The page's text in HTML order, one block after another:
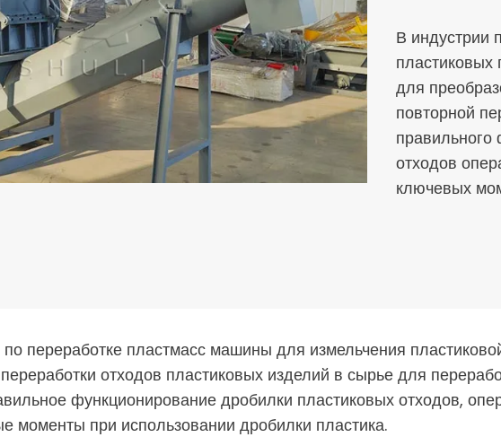
В индустрии
для
повторной
отходов
ключевых
переработке пластмасс машины для измельчения
отходов пластиковых изделий в сырье для
функционирование дробилки пластиковых отходов,
моменты при использовании дробилки пластика.